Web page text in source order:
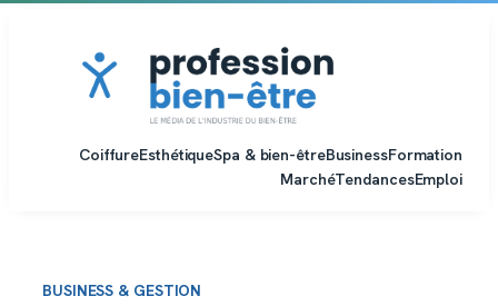
CoiffureEsthétiqueSpa & bien-êtreBusinessFormation
MarchéTendancesEmploi
BUSINESS & GESTION